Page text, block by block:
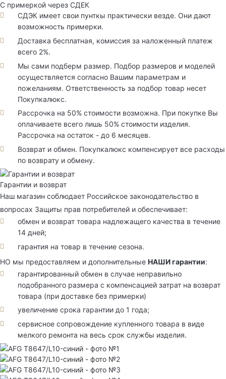
С примеркой через СДЕК
СДЭК имеет свои пунткы практически везде. Они дают
возможность примерки.
Доставка бесплатная, комиссия за наложенный платеж
всего 2%.
Мы сами подберм размер. Подбор размеров и моделей
осуществляется согласно Вашим параметрам и
пожеланиям. Ответственность за подбор товар несет
Покупкалюкс.
Рассрочка на 50% стоимости возможна. При покупке Вы
оплачиваете всего лишь 50% стоимости изделия.
Рассрочка на остаток - до 6 месяцев.
Возврат и обмен. Покупкалюкс компенсирует все расходы
по возврату и обмену.
Гарантии и возврат
Наш магазин соблюдает Российское законодательство в
вопросах Защиты прав потребителей и обеспечивает:
обмен и возврат товара надлежащего качества в течение
14 дней;
гарантия на товар в течение сезона.
НО мы предоставляем и дополнительные НАШИ гарантии:
гарантированный обмен в случае неправильно
подобранного размера с компенсацией затрат на возврат
товара (при доставке без примерки)
увеличение срока гарантии до 1 года;
сервисное сопровождение купленного товара в виде
мелкого ремонта на весь срок службы изделия.